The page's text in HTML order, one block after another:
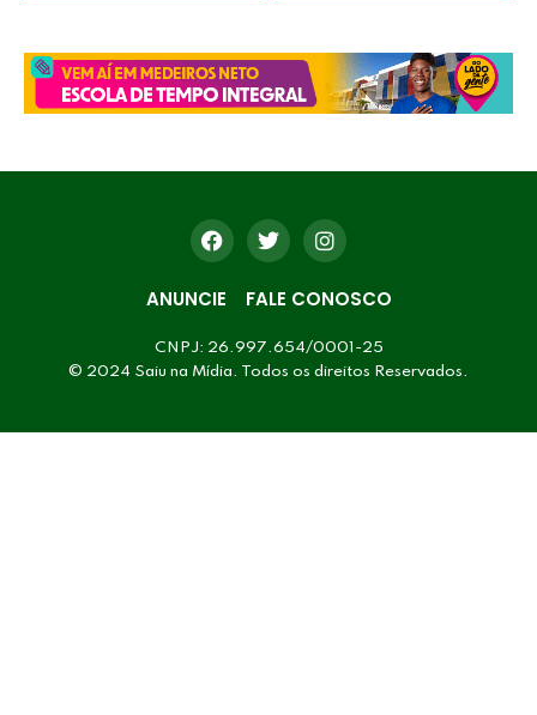
ANUNCIE FALE CONOSCO
CNPJ: 26.997.654/0001-25
© 2024 Saiu na Mídia. Todos os direitos Reservados.